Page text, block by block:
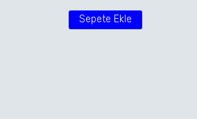
Sepete Ekle